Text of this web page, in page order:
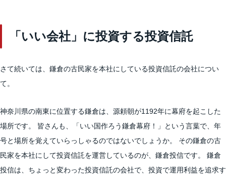
「いい会社」に投資する投資信託
さて続いては、鎌倉の古民家を本社にしている投資信託の会社につい
て。
神奈川県の南東に位置する鎌倉は、源頼朝が1192年に幕府を起こした
場所です。 皆さんも、「いい国作ろう鎌倉幕府！」という言葉で、年
号と場所を覚えていらっしゃるのではないでしょうか。 その鎌倉の古
民家を本社にして投資信託を運営しているのが、鎌倉投信です。 鎌倉
投信は、ちょっと変わった投資信託の会社で、投資で運用利益を追求す